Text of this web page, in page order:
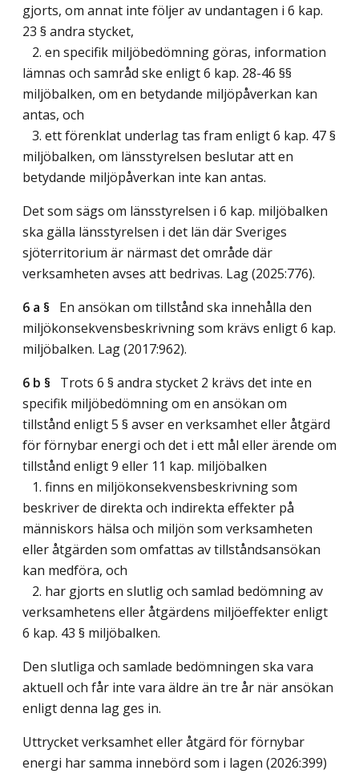
gjorts, om annat inte följer av undantagen i 6 kap.
23 § andra stycket,
2. en specifik miljöbedömning göras, information
lämnas och samråd ske enligt 6 kap. 28-46 §§
miljöbalken, om en betydande miljöpåverkan kan
antas, och
3. ett förenklat underlag tas fram enligt 6 kap. 47 §
miljöbalken, om länsstyrelsen beslutar att en
betydande miljöpåverkan inte kan antas.
Det som sägs om länsstyrelsen i 6 kap. miljöbalken
ska gälla länsstyrelsen i det län där Sveriges
sjöterritorium är närmast det område där
verksamheten avses att bedrivas. Lag (2025:776).
6 a § En ansökan om tillstånd ska innehålla den
miljökonsekvensbeskrivning som krävs enligt 6 kap.
miljöbalken. Lag (2017:962).
6 b § Trots 6 § andra stycket 2 krävs det inte en
specifik miljöbedömning om en ansökan om
tillstånd enligt 5 § avser en verksamhet eller åtgärd
för förnybar energi och det i ett mål eller ärende om
tillstånd enligt 9 eller 11 kap. miljöbalken
1. finns en miljökonsekvensbeskrivning som
beskriver de direkta och indirekta effekter på
människors hälsa och miljön som verksamheten
eller åtgärden som omfattas av tillståndsansökan
kan medföra, och
2. har gjorts en slutlig och samlad bedömning av
verksamhetens eller åtgärdens miljöeffekter enligt
6 kap. 43 § miljöbalken.
Den slutliga och samlade bedömningen ska vara
aktuell och får inte vara äldre än tre år när ansökan
enligt denna lag ges in.
Uttrycket verksamhet eller åtgärd för förnybar
energi har samma innebörd som i lagen (2026:399)